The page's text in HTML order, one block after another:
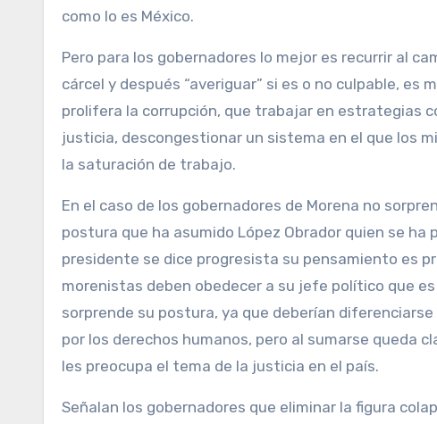
como lo es México.
Pero para los gobernadores lo mejor es recurrir al
cárcel y después “averiguar” si es o no culpable,
prolifera la corrupción, que trabajar en estrategias
justicia, descongestionar un sistema en el que los
la saturación de trabajo.
En el caso de los gobernadores de Morena no
postura que ha asumido López Obrador quien se
presidente se dice progresista su pensamiento es
morenistas deben obedecer a su jefe político que
sorprende su postura, ya que deberían
por los derechos humanos, pero al sumarse queda
les preocupa el tema de la justicia en el país.
Señalan los gobernadores que eliminar la figura